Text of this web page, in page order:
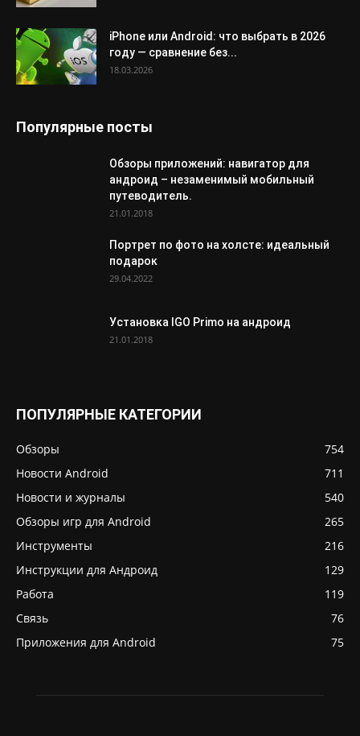
iPhone или Android: что выбрать в 2026
году — сравнение без...
18.03.2026
Популярные посты
Обзоры приложений: навигатор для
андроид – незаменимый мобильный
путеводитель.
21.01.2018
Портрет по фото на холсте: идеальный
подарок
29.04.2022
Установка IGO Primo на андроид
21.01.2018
ПОПУЛЯРНЫЕ КАТЕГОРИИ
Обзоры
754
Новости Android
711
Новости и журналы
540
Обзоры игр для Android
265
Инструменты
216
Инструкции для Андроид
129
Работа
119
Связь
76
Приложения для Android
75